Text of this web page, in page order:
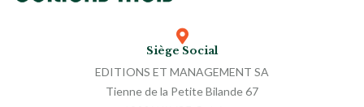
Siège Social
EDITIONS ET MANAGEMENT SA
Tienne de la Petite Bilande 67